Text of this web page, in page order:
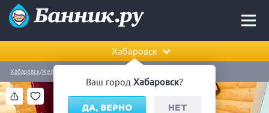
Ваш город Хабаровск?
ДА, ВЕРНО НЕТ
Хабаровск
Хабаровск Железнодорожный район